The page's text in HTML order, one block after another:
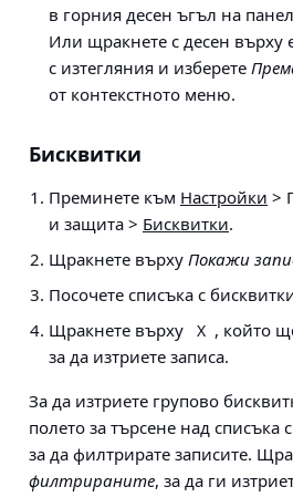
в горния десен ъгъл на
Или щракнете с десен върху
с изтегляния и изберете
от контекстното меню.
Бисквитки
Преминете към Настройки >
и защита > Бисквитки.
Щракнете върху Покажи
Посочете списъка с
Щракнете върху
X , който
за да изтриете записа.
За да изтриете групово
полето за търсене над списъка
за да филтрирате записите.
филтрираните, за да ги